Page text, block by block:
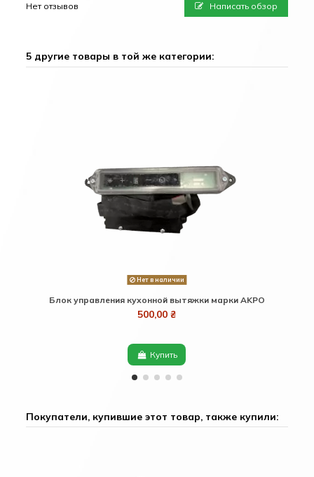
Нет отзывов Написать обзор
5 другие товары в той же категории:
Нет в наличии
Блок управления кухонной вытяжки марки AKPO
500,00 ₴
Купить
Покупатели, купившие этот товар, также купили: